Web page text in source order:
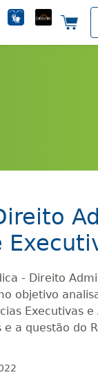
- Direito
objetivo
Executivas
a questão do